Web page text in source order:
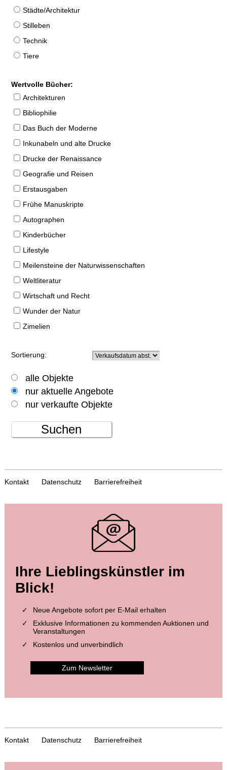
Städte/Architektur
Stilleben
Technik
Tiere
Wertvolle Bücher:
Architekturen
Bibliophilie
Das Buch der Moderne
Inkunabeln und alte Drucke
Drucke der Renaissance
Geografie und Reisen
Erstausgaben
Frühe Manuskripte
Autographen
Kinderbücher
Lifestyle
Meilensteine der Naturwissenschaften
Weltliteratur
Wirtschaft und Recht
Wunder der Natur
Zimelien
Sortierung:
alle Objekte
nur aktuelle Angebote
nur verkaufte Objekte
Suchen
Kontakt Datenschutz Barrierefreiheit
Ihre Lieblingskünstler im
Blick!
Neue Angebote sofort per E-Mail erhalten
Exklusive Informationen zu kommenden Auktionen und
Veranstaltungen
Kostenlos und unverbindlich
Zum Newsletter
Kontakt Datenschutz Barrierefreiheit